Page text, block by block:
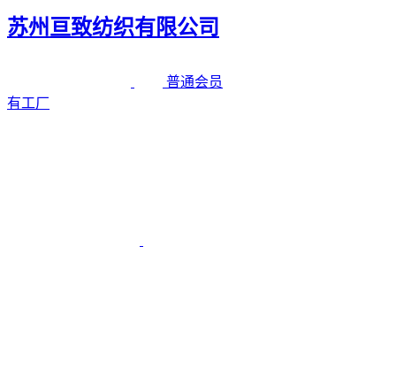
苏州亘致纺织有限公司
普通会员
有工厂